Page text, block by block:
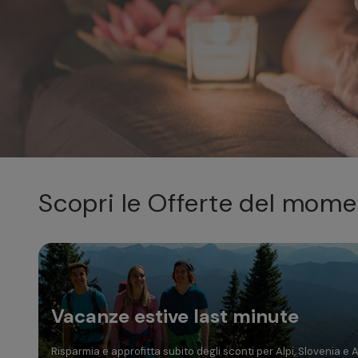
Dom Mer
5 6
9 10 11 12 13
16 17 18 19 20
23 24 25 26 27
30 31
Scopri le Offerte del
Vacanze estive last minute
Risparmia e approfitta subito degli sconti per Alpi, Slovenia e